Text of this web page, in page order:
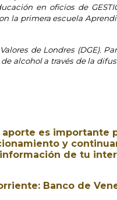
en oficios de
la primera escuela
de Londres (DGE).
alcohol a través de la
es importante
y
de tu
Banco de